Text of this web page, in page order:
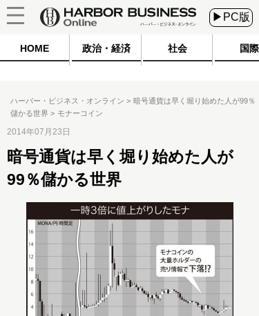
▶PC版
HOME 政治・経済 社会 国際
ハーバー・ビジネス・オンライン
暗号通貨は早く堀り始めた人が99％
儲かる世界
モナーコイン
2014年07月23日
暗号通貨は早く堀り始めた人が
99％儲かる世界